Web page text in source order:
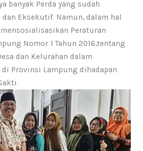
banyak Perda yang sudah
dan Eksekutif. Namun, dalam hal
Peraturan
Nomor 1 Tahun 2016,tentang
dan Kelurahan dalam
Provinsi Lampung dihadapan